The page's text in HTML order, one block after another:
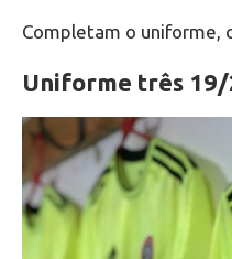
Completam o uniforme,
Uniforme três 19/